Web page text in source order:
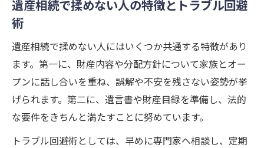
遺産相続で揉めない人の特徴とトラブル回避
術
遺産相続で揉めない人にはいくつか共通する特徴があり
ます。第一に、財産内容や分配方針について家族とオー
プンに話し合いを重ね、誤解や不安を残さない姿勢が挙
げられます。第二に、遺言書や財産目録を準備し、法的
な要件をきちんと満たすことに努めています。
トラブル回避術としては、早めに専門家へ相談し、定期